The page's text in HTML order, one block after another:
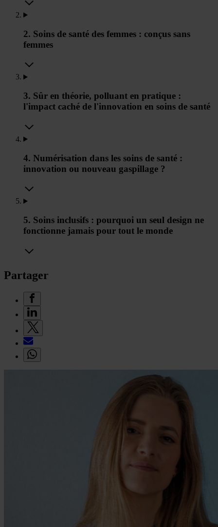
2. Soins de santé des femmes : conçus sans
femmes
3. Sûr en théorie, polluant en pratique :
l'impact caché de l'innovation en soins de santé
4. Numérisation dans les soins de santé :
innovation ou nouveau gaspillage ?
5. Soins inclusifs : pourquoi un seul design ne
fonctionne jamais pour tout le monde
Partager